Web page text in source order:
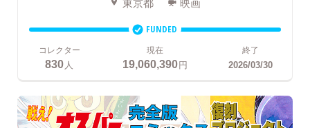
FUNDED
コレクター
830 人
現在
19,060,390円
終了
2026/03/30